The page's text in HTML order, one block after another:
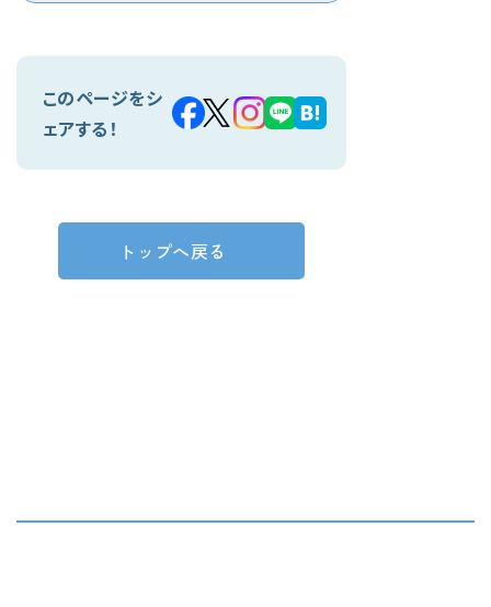
このページをシ
ェアする！
トップへ戻る